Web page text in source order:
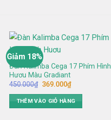
Giảm 18%
Đàn Kalimba Cega 17 Phím Hình
Hươu Màu Gradiant
450.000₫ Giá
là:
450.000₫.
369.000₫Giá
tại
là:
THÊM VÀO GIỎ HÀNG